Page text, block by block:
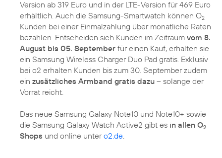
Version ab 319 Euro und in der LTE-Version für 469 Euro
erhältlich. Auch die Samsung-Smartwatch können O2
Kunden bei einer Einmalzahlung über monatliche Raten
bezahlen. Entscheiden sich Kunden im Zeitraum vom 8.
August bis 05. September für einen Kauf, erhalten sie
ein Samsung Wireless Charger Duo Pad gratis. Exklusiv
bei o2 erhalten Kunden bis zum 30. September zudem
ein zusätzliches Armband gratis dazu – solange der
Vorrat reicht.
Das neue Samsung Galaxy Note10 und Note10+ sowie
die Samsung Galaxy Watch Active2 gibt es in allen O2
Shops und online untero2.de.